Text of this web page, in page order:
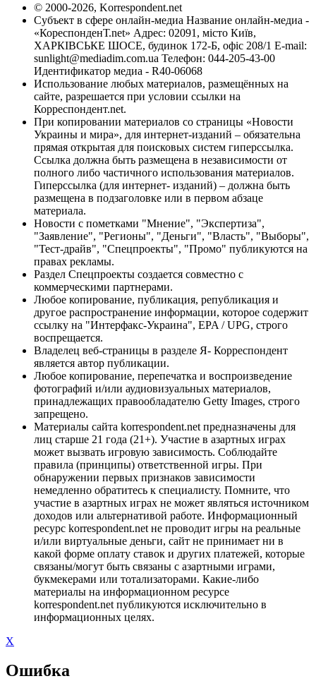
© 2000-2026, Korrespondent.net
Субъект в сфере онлайн-медиа Название онлайн-медиа -
«КореспонденТ.net» Адрес: 02091, місто Київ,
ХАРКІВСЬКЕ ШОСЕ, будинок 172-Б, офіс 208/1 E-mail:
sunlight@mediadim.com.ua Телефон: 044-205-43-00
Идентификатор медиа - R40-06068
Использование любых материалов, размещённых на
сайте, разрешается при условии ссылки на
Корреспондент.net.
При копировании материалов со страницы «Новости
Украины и мира», для интернет-изданий – обязательна
прямая открытая для поисковых систем гиперссылка.
Ссылка должна быть размещена в независимости от
полного либо частичного использования материалов.
Гиперссылка (для интернет- изданий) – должна быть
размещена в подзаголовке или в первом абзаце
материала.
Новости с пометками "Мнение", "Экспертиза",
"Заявление", "Регионы", "Деньги", "Власть", "Выборы",
"Тест-драйв", "Спецпроекты", "Промо" публикуются на
правах рекламы.
Раздел Спецпроекты создается совместно с
коммерческими партнерами.
Любое копирование, публикация, републикация и
другое распространение информации, которое содержит
ссылку на "Интерфакс-Украина", EPA / UPG, строго
воспрещается.
Владелец веб-страницы в разделе Я- Корреспондент
является автор публикации.
Любое копирование, перепечатка и воспроизведение
фотографий и/или аудиовизуальных материалов,
принадлежащих правообладателю Getty Images, строго
запрещено.
Материалы сайта korrespondent.net предназначены для
лиц старше 21 года (21+). Участие в азартных играх
может вызвать игровую зависимость. Соблюдайте
правила (принципы) ответственной игры. При
обнаружении первых признаков зависимости
немедленно обратитесь к специалисту. Помните, что
участие в азартных играх не может являться источником
доходов или альтернативой работе. Информационный
ресурс korrespondent.net не проводит игры на реальные
и/или виртуальные деньги, сайт не принимает ни в
какой форме оплату ставок и других платежей, которые
связаны/могут быть связаны с азартными играми,
букмекерами или тотализаторами. Какие-либо
материалы на информационном ресурсе
korrespondent.net публикуются исключительно в
информационных целях.
X
Ошибка